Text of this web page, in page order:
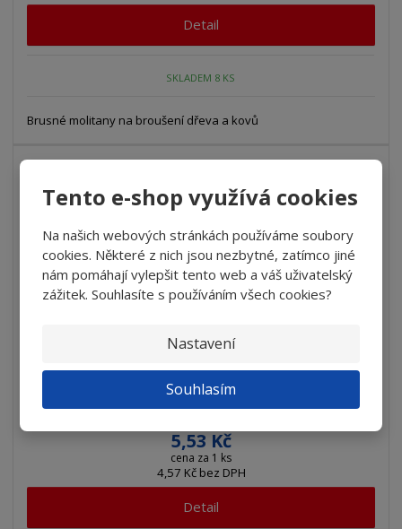
Tento e-shop využívá cookies
Na našich webových stránkách používáme soubory
cookies. Některé z nich jsou nezbytné, zatímco jiné
nám pomáhají vylepšit tento web a váš uživatelský
zážitek. Souhlasíte s používáním všech cookies?
Nastavení
Souhlasím
Detail
SKLADEM 8 KS
Brusné molitany na broušení dřeva a kovů
-
15
Brusný molitan jednostranný 125x115x5 zr...
5,53 Kč
cena za 1 ks
4,57 Kč bez DPH
Detail